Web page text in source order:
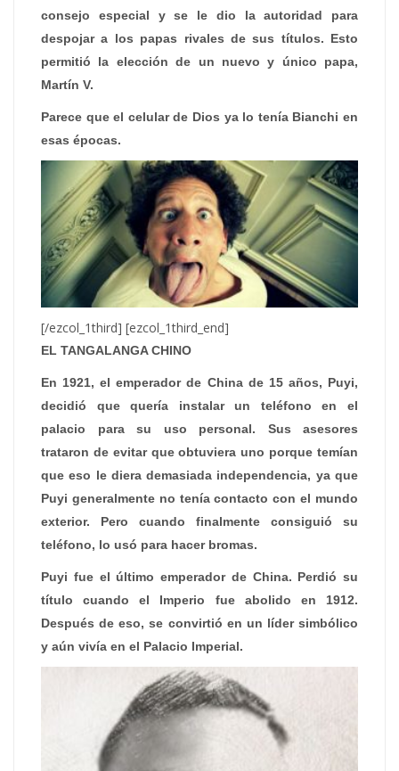
consejo especial y se le dio la autoridad para
despojar a los papas rivales de sus títulos. Esto
permitió la elección de un nuevo y único papa,
Martín V.
Parece que el celular de Dios ya lo tenía Bianchi en
esas épocas.
[/ezcol_1third] [ezcol_1third_end]
EL TANGALANGA CHINO
En 1921, el emperador de China de 15 años, Puyi,
decidió que quería instalar un teléfono en el
palacio para su uso personal. Sus asesores
trataron de evitar que obtuviera uno porque temían
que eso le diera demasiada independencia, ya que
Puyi generalmente no tenía contacto con el mundo
exterior. Pero cuando finalmente consiguió su
teléfono, lo usó para hacer bromas.
Puyi fue el último emperador de China. Perdió su
título cuando el Imperio fue abolido en 1912.
Después de eso, se convirtió en un líder simbólico
y aún vivía en el Palacio Imperial.